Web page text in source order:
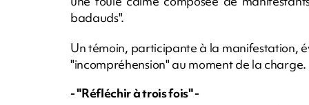
badauds".
Un témoin, participante à la manifestation,
"incompréhension" au moment de la charge.
- "Réfléchir à trois fois" -